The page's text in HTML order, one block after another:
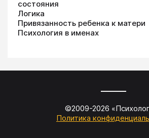
состояния
Логика
Привязанность ребенка к матери
Психология в именах
©2009-2026 «
Политика